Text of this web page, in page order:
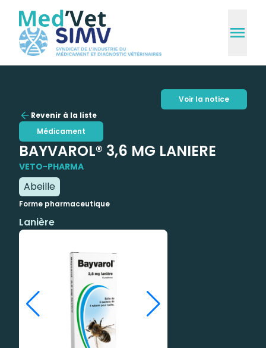
Revenir à la liste
Médicament
BAYVAROL® 3,6 MG LANIERE
VETO-PHARMA
Abeille
Forme pharmaceutique
Lanière
Voir la notice